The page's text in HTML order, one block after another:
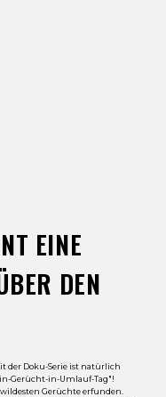
EINE
DEN
der Doku-Serie ist natürlich
Gerücht-in-Umlauf-Tag"!
Gerüchte erfunden.